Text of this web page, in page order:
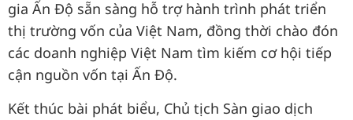
gia Ấn Độ sẵn sàng hỗ trợ hành trình phát triển
thị trường vốn của Việt Nam, đồng thời chào đón
các doanh nghiệp Việt Nam tìm kiếm cơ hội tiếp
cận nguồn vốn tại Ấn Độ.
Kết thúc bài phát biểu, Chủ tịch Sàn giao dịch